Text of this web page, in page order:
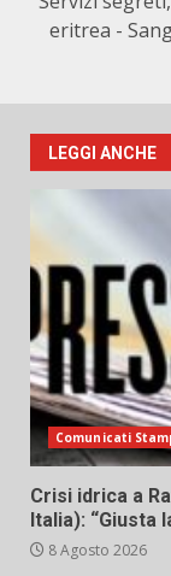
eritrea -
LEGGI ANCHE
Comunicati
Crisi idrica a
Italia): “Giusta
8 Agosto 2026